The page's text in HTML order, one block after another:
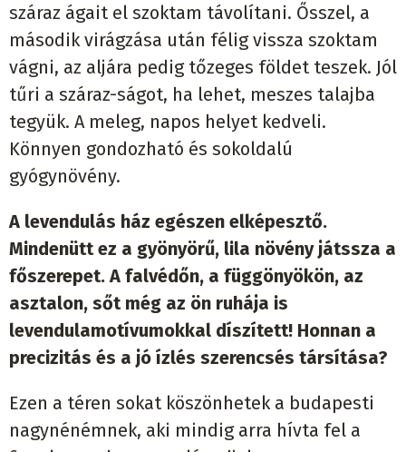
száraz ágait el szoktam távolítani. Ősszel, a
második virágzása után félig vissza szoktam
vágni, az aljára pedig tőzeges földet teszek. Jól
tűri a száraz-ságot, ha lehet, meszes talajba
tegyük. A meleg, napos helyet kedveli.
Könnyen gondozható és sokoldalú
gyógynövény.
A levendulás ház egészen elképesztő.
Mindenütt ez a gyönyörű, lila növény játssza a
főszerepet. A falvédőn, a függönyökön, az
asztalon, sőt még az ön ruhája is
levendulamotívumokkal díszített! Honnan a
precizitás és a jó ízlés szerencsés társítása?
Ezen a téren sokat köszönhetek a budapesti
nagynénémnek, aki mindig arra hívta fel a